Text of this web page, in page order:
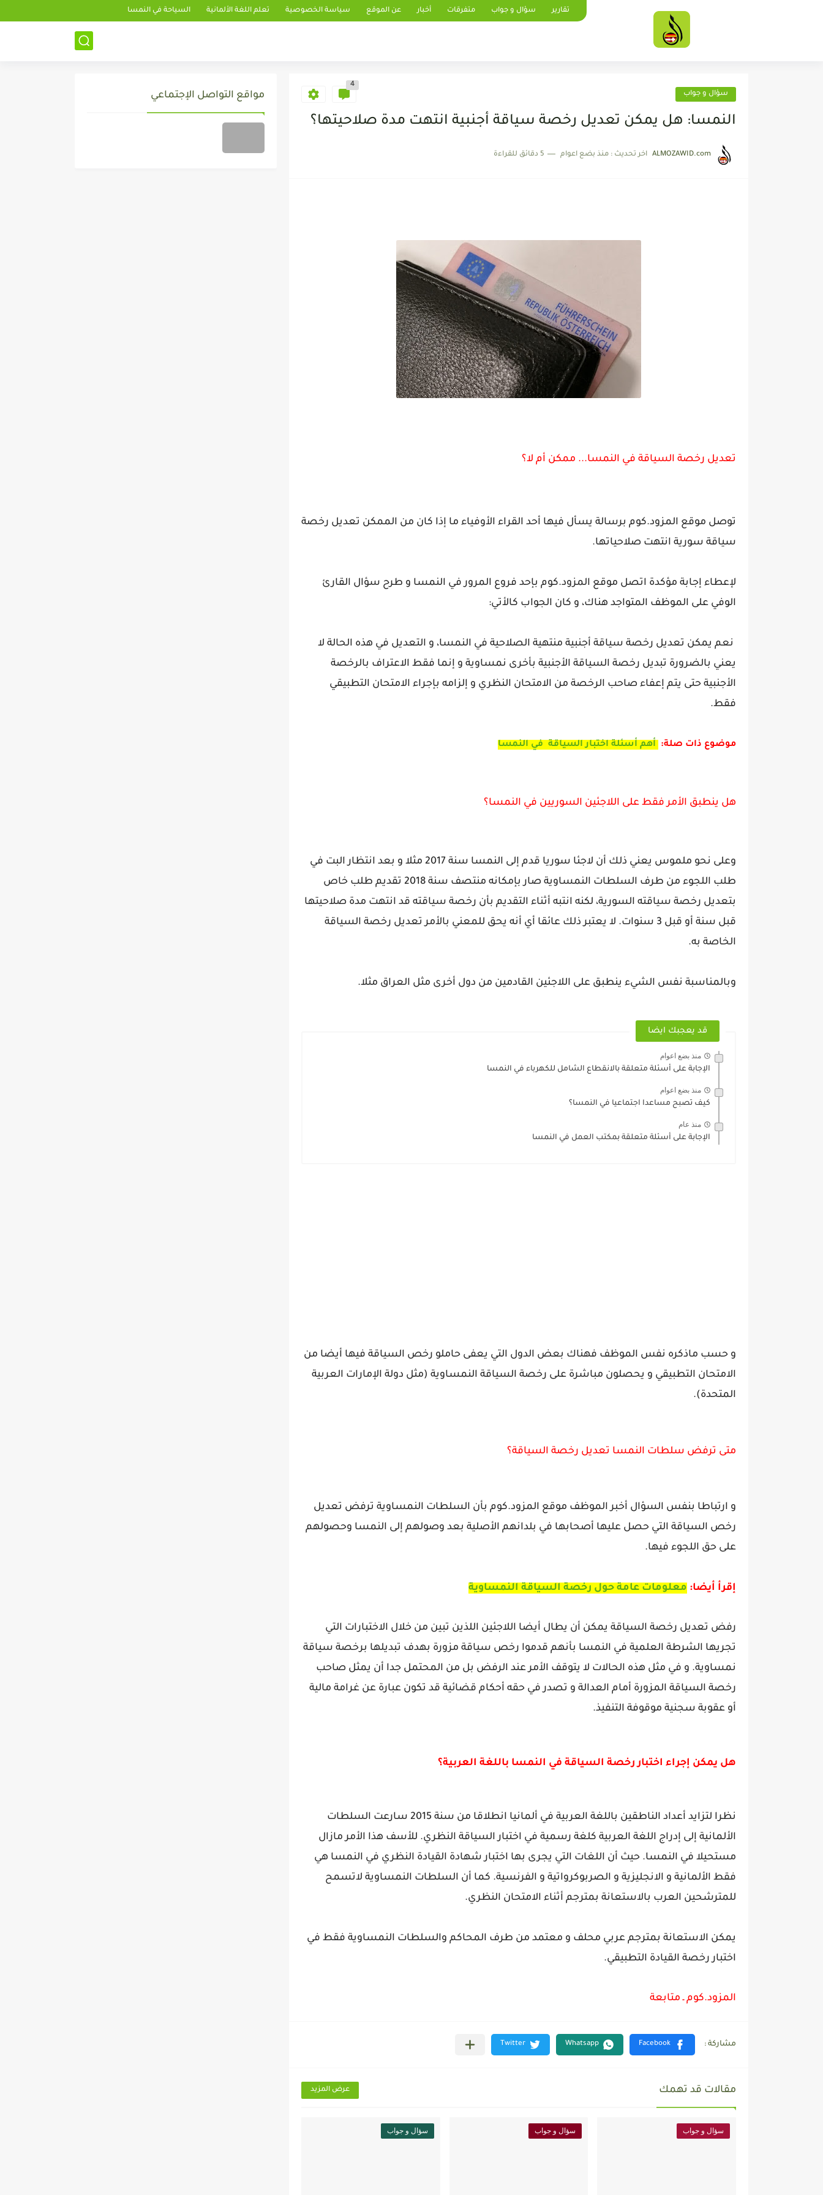
تقارير سؤال و جواب متفرقات أخبار عن الموقع سياسة الخصوصية تعلم اللغة الألمانية السياحة في النمسا
سؤال و جواب
4
النمسا: هل يمكن تعديل رخصة سياقة أجنبية انتهت مدة صلاحيتها؟
ALMOZAWID.com اخر تحديث : منذ بضع اعوام 5 دقائق للقراءة
تعديل رخصة السياقة في النمسا... ممكن أم لا؟
توصل موقع المزود.كوم برسالة يسأل فيها أحد القراء الأوفياء ما إذا كان من الممكن تعديل رخصة
سياقة سورية انتهت صلاحياتها.
لإعطاء إجابة مؤكدة اتصل موقع المزود.كوم بإحد فروع المرور في النمسا و طرح سؤال القارئ
الوفي على الموظف المتواجد هناك، و كان الجواب كالأتي:
نعم يمكن تعديل رخصة سياقة أجنبية منتهية الصلاحية في النمسا، و التعديل في هذه الحالة لا
يعني بالضرورة تبديل رخصة السياقة الأجنبية بأخرى نمساوية و إنما فقط الاعتراف بالرخصة
الأجنبية حتى يتم إعفاء صاحب الرخصة من الامتحان النظري و إلزامه بإجراء الامتحان التطبيقي
فقط.
موضوع ذات صلة: أهم أسئلة اختبار السياقة في النمسا
هل ينطبق الأمر فقط على اللاجئين السوريين في النمسا؟
وعلى نحو ملموس يعني ذلك أن لاجئا سوريا قدم إلى النمسا سنة 2017 مثلا و بعد انتظار البت في
طلب اللجوء من طرف السلطات النمساوية صار بإمكانه منتصف سنة 2018 تقديم طلب خاص
بتعديل رخصة سياقته السورية، لكنه انتبه أثناء التقديم بأن رخصة سياقته قد انتهت مدة صلاحيتها
قبل سنة أو قبل 3 سنوات. لا يعتبر ذلك عائقا أي أنه يحق للمعني بالأمر تعديل رخصة السياقة
الخاصة به.
وبالمناسبة نفس الشيء ينطبق على اللاجئين القادمين من دول أخرى مثل العراق مثلا.
قد يعجبك ايضا
منذ بضع اعوام
الإجابة على أسئلة متعلقة بالانقطاع الشامل للكهرباء في النمسا
منذ بضع اعوام
كيف تصبح مساعدا اجتماعيا في النمسا؟
منذ عام
الإجابة على أسئلة متعلقة بمكتب العمل في النمسا
و حسب ماذكره نفس الموظف فهناك بعض الدول التي يعفى حاملو رخص السياقة فيها أيضا من
الامتحان التطبيقي و يحصلون مباشرة على رخصة السياقة النمساوية (مثل دولة الإمارات العربية
المتحدة).
متى ترفض سلطات النمسا تعديل رخصة السياقة؟
و ارتباطا بنفس السؤال أخبر الموظف موقع المزود.كوم بأن السلطات النمساوية ترفض تعديل
رخص السياقة التي حصل عليها أصحابها في بلدانهم الأصلية بعد وصولهم إلى النمسا وحصولهم
على حق اللجوء فيها.
إقرأ أيضا: معلومات عامة حول رخصة السياقة النمساوية
رفض تعديل رخصة السياقة يمكن أن يطال أيضا اللاجئين اللذين تبين من خلال الاختبارات التي
تجريها الشرطة العلمية في النمسا بأنهم قدموا رخص سياقة مزورة بهدف تبديلها برخصة سياقة
نمساوية. و في مثل هذه الحالات لا يتوقف الأمر عند الرفض بل من المحتمل جدا أن يمثل صاحب
رخصة السياقة المزورة أمام العدالة و تصدر في حقه أحكام قضائية قد تكون عبارة عن غرامة مالية
أو عقوبة سجنية موقوفة التنفيذ.
هل يمكن إجراء اختبار رخصة السياقة في النمسا باللغة العربية؟
نظرا لتزايد أعداد الناطقين باللغة العربية في ألمانيا انطلاقا من سنة 2015 سارعت السلطات
الألمانية إلى إدراج اللغة العربية كلغة رسمية في اختبار السياقة النظري. للأسف هذا الأمر مازال
مستحيلا في النمسا. حيث أن اللغات التي يجرى بها اختبار شهادة القيادة النظري في النمسا هي
فقط الألمانية و الانجليزية و الصربوكرواتية و الفرنسية. كما أن السلطات النمساوية لاتسمح
للمترشحين العرب بالاستعانة بمترجم أثناء الامتحان النظري.
يمكن الاستعانة بمترجم عربي محلف و معتمد من طرف المحاكم والسلطات النمساوية فقط في
اختبار رخصة القيادة التطبيقي.
المزود.كوم ـ متابعة
مقالات قد تهمك عرض المزيد
سؤال و جواب سؤال و جواب سؤال و جواب
مواقع التواصل الإجتماعي